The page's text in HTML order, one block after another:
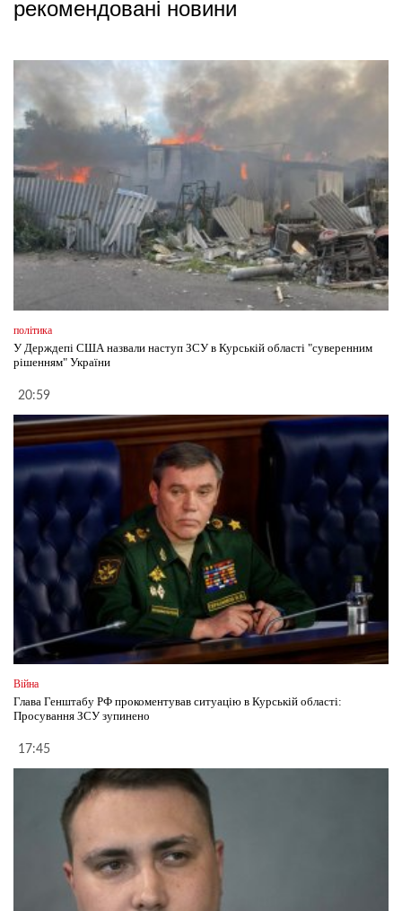
рекомендовані новини
політика
У Держдепі США назвали наступ ЗСУ в Курській області "суверенним
рішенням" України
20:59
Війна
Глава Генштабу РФ прокоментував ситуацію в Курській області:
Просування ЗСУ зупинено
17:45